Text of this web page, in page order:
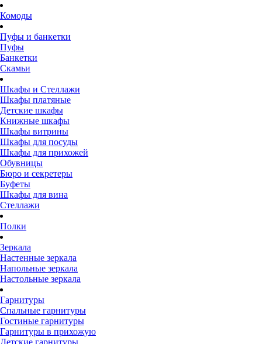
Комоды
Пуфы и банкетки
Пуфы
Банкетки
Скамьи
Шкафы и Стеллажи
Шкафы платяные
Детские шкафы
Книжные шкафы
Шкафы витрины
Шкафы для посуды
Шкафы для прихожей
Обувницы
Бюро и секретеры
Буфеты
Шкафы для вина
Стеллажи
Полки
Зеркала
Настенные зеркала
Напольные зеркала
Настольные зеркала
Гарнитуры
Спальные гарнитуры
Гостиные гарнитуры
Гарнитуры в прихожую
Детские гарнитуры